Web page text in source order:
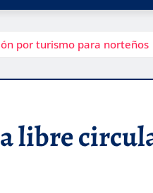
por turismo para norteños
libre